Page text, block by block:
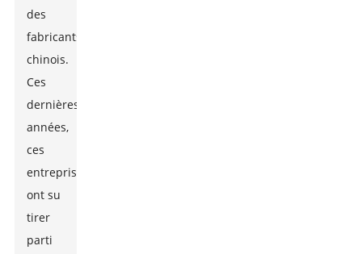
des
fabricants
chinois.
Ces
dernières
années,
ces
entreprises
ont su
tirer
parti